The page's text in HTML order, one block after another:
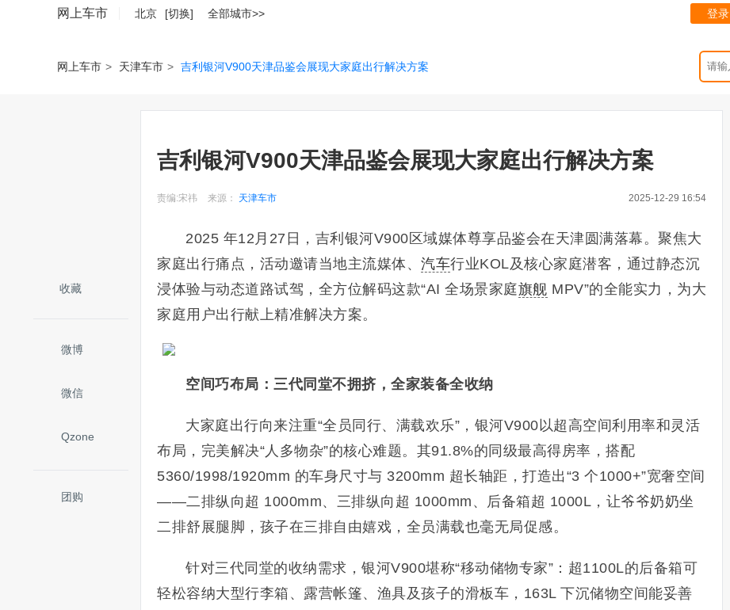
网上车市 北京 [切换] 全部城市>> 登录
网上车市 > 天津车市 > 吉利银河V900天津品鉴会展现大家庭出行解决方案
收藏
微博
微信
Qzone
团购
吉利银河V900天津品鉴会展现大家庭出行解决方案
责编:宋祎 来源： 天津车市 2025-12-29 16:54
2025 年12月27日，吉利银河V900区域媒体尊享品鉴会在天津圆满落幕。聚焦大
家庭出行痛点，活动邀请当地主流媒体、 汽车行业KOL及核心家庭潜客，通过静态沉
浸体验与动态道路试驾，全方位解码这款“AI 全场景家庭旗舰 MPV”的全能实力，为大
家庭用户出行献上精准解决方案。
空间巧布局：三代同堂不拥挤，全家装备全收纳
大家庭出行向来注重“全员同行、满载欢乐”，银河V900以超高空间利用率和灵活
布局，完美解决“人多物杂”的核心难题。其91.8%的同级最高得房率，搭配
5360/1998/1920mm 的车身尺寸与 3200mm 超长轴距，打造出“3 个1000+”宽奢空间
——二排纵向超 1000mm、三排纵向超 1000mm、后备箱超 1000L，让爷爷奶奶坐
二排舒展腿脚，孩子在三排自由嬉戏，全员满载也毫无局促感。
针对三代同堂的收纳需求，银河V900堪称“移动储物专家”：超1100L的后备箱可
轻松容纳大型行李箱、露营帐篷、渔具及孩子的滑板车，163L 下沉储物空间能妥善